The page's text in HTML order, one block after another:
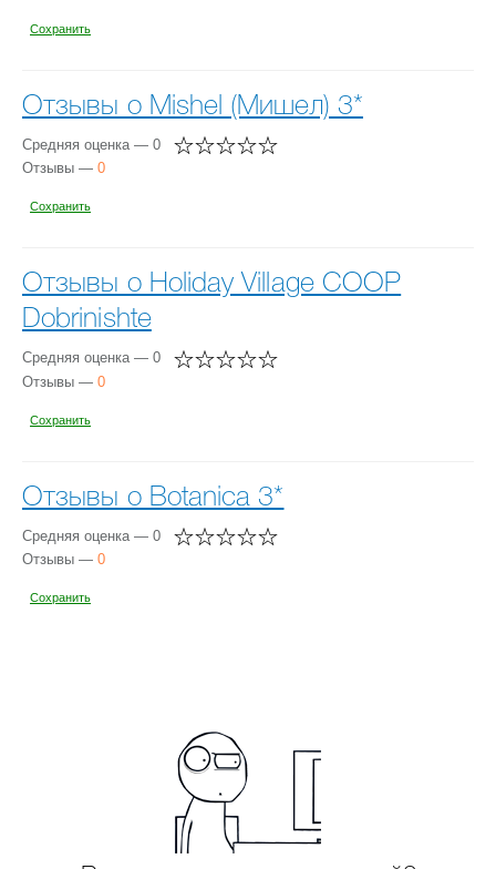
Сохранить
Отзывы о Mishel (Мишел) 3*
Средняя оценка — 0
Отзывы — 0
Сохранить
Отзывы о Holiday Village COOP
Dobrinishte
Средняя оценка — 0
Отзывы — 0
Сохранить
Отзывы о Botanica 3*
Средняя оценка — 0
Отзывы — 0
Сохранить